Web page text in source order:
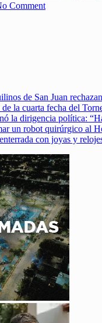
Comment
de San Juan
la cuarta fecha del
la dirigencia política:
un robot quirúrgico al
con joyas y